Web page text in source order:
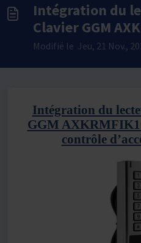
Intégration du
Clavier GGM
Modifié le Jeu, 21 Nov.,
Intégration du
GGM
contrôle